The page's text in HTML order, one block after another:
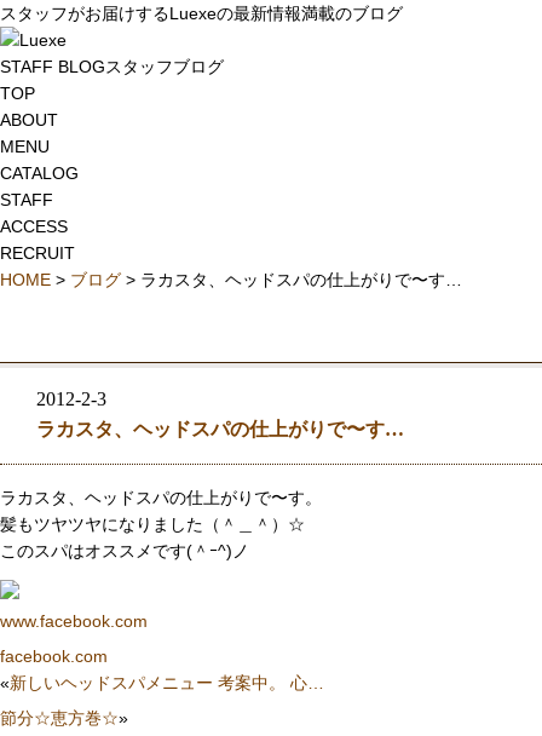
スタッフがお届けするLuexeの最新情報満載のブログ
STAFF BLOGスタッフブログ
TOP
ABOUT
MENU
CATALOG
STAFF
ACCESS
RECRUIT
HOME > ブログ > ラカスタ、ヘッドスパの仕上がりで〜す…
2012-2-3
ラカスタ、ヘッドスパの仕上がりで〜す…
ラカスタ、ヘッドスパの仕上がりで〜す。
髪もツヤツヤになりました（＾＿＾）☆
このスパはオススメです(＾ｰ^)ノ
www.facebook.com
facebook.com
«新しいヘッドスパメニュー 考案中。 心…
節分☆恵方巻☆»